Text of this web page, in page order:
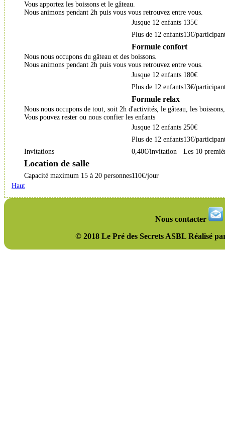
Vous apportez les boissons et le gâteau.
Nous animons pendant 2h puis vous vous retrouvez entre vous.
Jusque 12 enfants 135€
Plus de 12 enfants13€/
Formule confort
Nous nous occupons du gâteau et des boissons.
Nous animons pendant 2h puis vous vous retrouvez entre vous.
Jusque 12 enfants 180€
Plus de 12 enfants13€/
Formule relax
Nous nous occupons de tout, soit 2h d'activités, le gâteau, les
Vous pouvez rester ou nous confier les enfants
Jusque 12 enfants 250€
Plus de 12 enfants13€/
Invitations
0,40€/invitation Les 10
Location de salle
Capacité maximum 15 à 20 personnes110€/jour
Haut
Nous contacter
© 2018 Le Pré des Secrets ASBL Réalisé